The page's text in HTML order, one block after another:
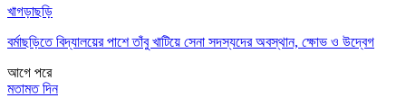
খাগড়াছড়ি
বর্মাছড়িতে বিদ্যালয়ের পাশে তাঁবু খাটিয়ে সেনা সদস্যদের অবস্থান, ক্ষোভ ও উদ্বেগ
আগে পরে
মতামত দিন